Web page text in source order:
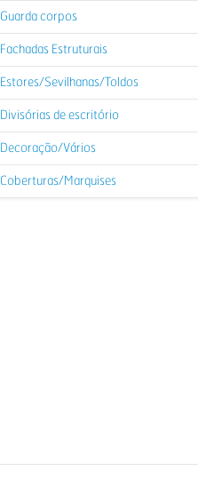
Guarda corpos
Fachadas Estruturais
Estores/Sevilhanas/Toldos
Divisórias de escritório
Decoração/Vários
Coberturas/Marquises